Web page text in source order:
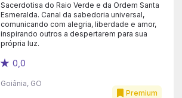
Premium
Sacerdotisa do Raio Verde e da Ordem Santa
Esmeralda. Canal da sabedoria universal,
comunicando com alegria, liberdade e amor,
inspirando outros a despertarem para sua
própria luz.
0,0
Goiânia, GO